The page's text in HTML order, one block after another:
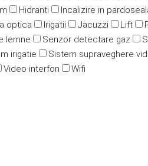
Hidranti Incalizire in
optica
Irigatii Jacuzzi Lift
lemne
Senzor detectare gaz
irigatie
Sistem supraveghere
Video interfon
Wifi